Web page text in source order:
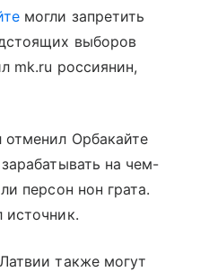
могли запретить
выборов
mk.ru россиянин,
отменил Орбакайте
на чем-
персон нон грата.
также могут